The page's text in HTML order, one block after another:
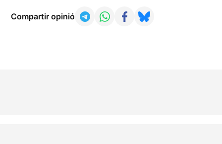
Compartir opinió